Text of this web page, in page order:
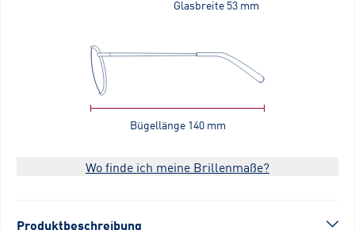
Glasbreite 53 mm
Bügellänge 140 mm
Wo finde ich meine Brillenmaße?
Produktbeschreibung